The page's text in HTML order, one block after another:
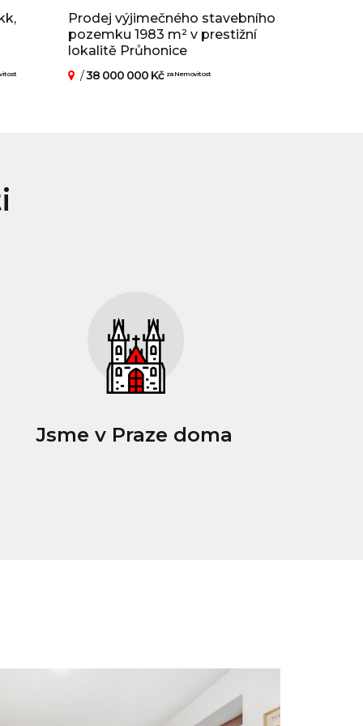
Prodej výjimečného stavebního
pozemku 1983 m² v prestižní
lokalitě Průhonice
/38 000 000 Kč za Nemovitost
Jsme v Praze doma